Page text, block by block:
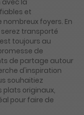
et
foyers. En
transporté
toujours au
de
de partage autour
d'inspiration
souhaitiez
plats originaux,
pour faire de